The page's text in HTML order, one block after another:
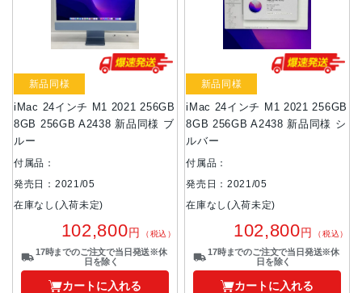
iMac 24インチ M1 2021 256GB
8GB 256GB A2438 新品同様 ブ
ルー
新品同様
付属品：
発売日：2021/05
在庫なし(入荷未定)
102,800円 （税込）
17時までのご注文で当日発送※休
日を除く
カートに入れる
iMac 24インチ M1 2021 256GB
8GB 256GB A2438 新品同様 シ
ルバー
新品同様
付属品：
発売日：2021/05
在庫なし(入荷未定)
102,800円 （税込）
17時までのご注文で当日発送※休
日を除く
カートに入れる